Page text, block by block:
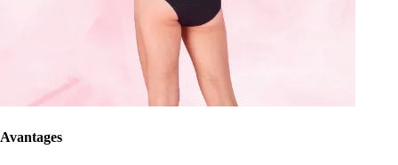
Avantages